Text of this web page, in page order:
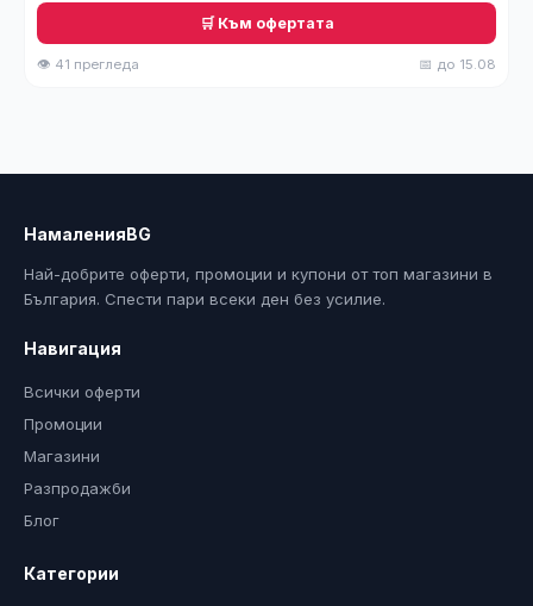
🛒 Към офертата
👁 41 прегледа 📅 до 15.08
НамаленияBG
Най-добрите оферти, промоции и купони от топ магазини в
България. Спести пари всеки ден без усилие.
Навигация
Всички оферти
Промоции
Магазини
Разпродажби
Блог
Категории